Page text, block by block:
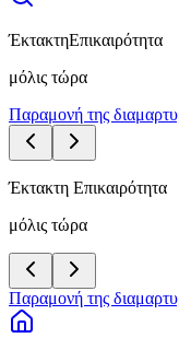
ΈκτακτηΕπικαιρότητα
μόλις τώρα
Παραμονή της
Έκτακτη Επικαιρότητα
μόλις τώρα
Παραμονή της